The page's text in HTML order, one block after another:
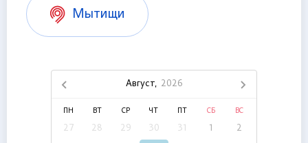
Мытищи
Август, 2026
ПН ВТ СР ЧТ СБ ВС
27 28 29 30 31 1 2